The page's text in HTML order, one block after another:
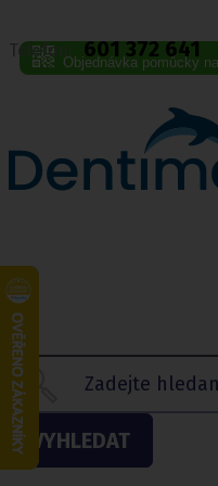
Telefon: 601 372 641
Objednávka pomůcky
VYHLEDAT